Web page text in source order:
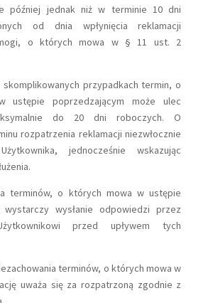
później jednak niż w terminie 10 dni
od dnia wpłynięcia reklamacji
o których mowa w § 11 ust. 2
skomplikowanych przypadkach termin, o
ustępie poprzedzającym może ulec
do 20 dni roboczych. O
rozpatrzenia reklamacji niezwłocznie
jednocześnie wskazując
terminów, o których mowa w ustępie
wystarczy wysłanie odpowiedzi przez
przed upływem tych
terminów, o których mowa w
uważa się za rozpatrzoną zgodnie z